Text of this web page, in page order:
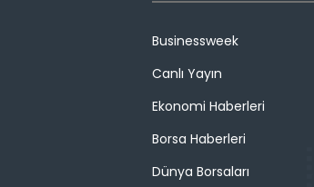
Businessweek
Canlı Yayın
Ekonomi Haberleri
Borsa Haberleri
Dünya Borsaları